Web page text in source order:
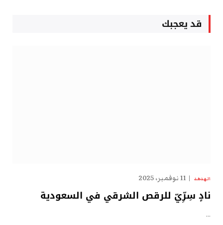
قد يعجبك
الهدهد 11 نوفمبر، 2025
نادٍ سِرِّيّ للرقص الشرقي في السعودية
…